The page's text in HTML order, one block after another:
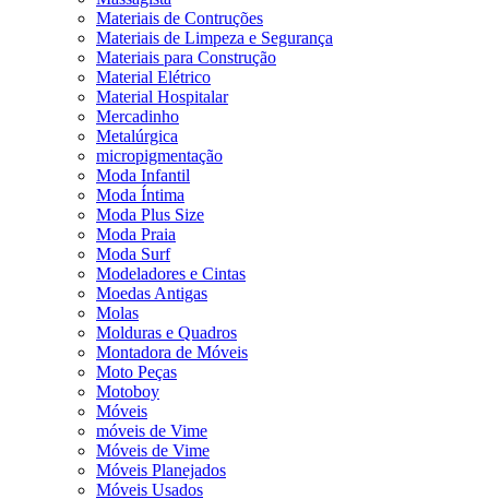
Materiais de Contruções
Materiais de Limpeza e Segurança
Materiais para Construção
Material Elétrico
Material Hospitalar
Mercadinho
Metalúrgica
micropigmentação
Moda Infantil
Moda Íntima
Moda Plus Size
Moda Praia
Moda Surf
Modeladores e Cintas
Moedas Antigas
Molas
Molduras e Quadros
Montadora de Móveis
Moto Peças
Motoboy
Móveis
móveis de Vime
Móveis de Vime
Móveis Planejados
Móveis Usados